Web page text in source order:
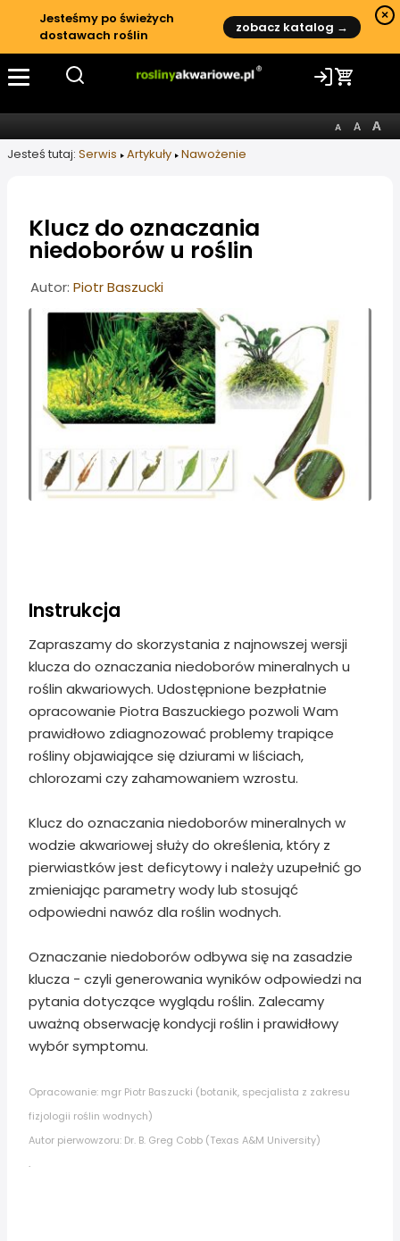
Jesteśmy po świeżych
dostawach roślin
zobacz katalog →
×
Jesteś tutaj: Serwis Artykuły Nawożenie
Klucz do oznaczania
niedoborów u roślin
Informacje o artykule
Autor: Piotr Baszucki
Instrukcja
Zapraszamy do skorzystania z najnowszej wersji
klucza do oznaczania niedoborów mineralnych u
roślin akwariowych. Udostępnione bezpłatnie
opracowanie Piotra Baszuckiego pozwoli Wam
prawidłowo zdiagnozować problemy trapiące
rośliny objawiające się dziurami w liściach,
chlorozami czy zahamowaniem wzrostu.
Klucz do oznaczania niedoborów mineralnych w
wodzie akwariowej służy do określenia, który z
pierwiastków jest deficytowy i należy uzupełnić go
zmieniając parametry wody lub stosująć
odpowiedni nawóz dla roślin wodnych.
Oznaczanie niedoborów odbywa się na zasadzie
klucza - czyli generowania wyników odpowiedzi na
pytania dotyczące wyglądu roślin. Zalecamy
uważną obserwację kondycji roślin i prawidłowy
wybór symptomu.
Opracowanie: mgr Piotr Baszucki (botanik, specjalista z zakresu
fizjologii roślin wodnych)
Autor pierwowzoru: Dr. B. Greg Cobb (Texas A&M University)
.